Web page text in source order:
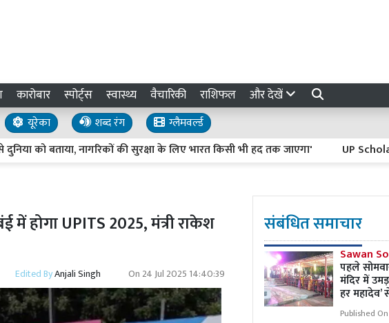
कारोबार स्पोर्ट्स स्वास्थ्य वैचारिकी राशिफल और देखें
यूरेका शब्द रंग
ग्लैमवर्ल्ड
बताया, नागरिकों की सुरक्षा के लिए भारत किसी भी हद तक जाएगा' UP Scholarship:
होगा UPITS 2025, मंत्री राकेश
Edited ByAnjali Singh On 24 Jul 2025 14:40:39
संबंधित समाचार
Sawan
पहले
मंदिर में
हर
Published